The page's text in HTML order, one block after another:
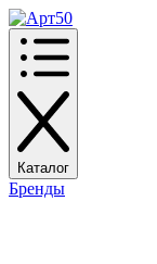
Каталог
Бренды